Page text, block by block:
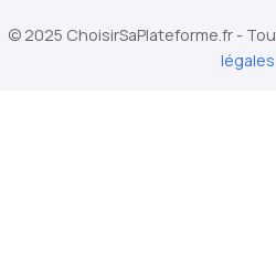
© 2025 ChoisirSaPlateforme.fr -
légales